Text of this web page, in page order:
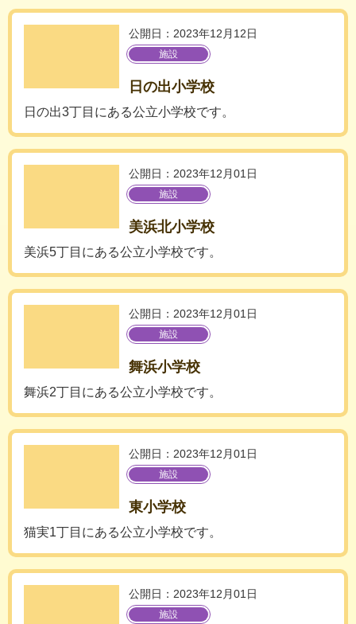
公開日：2023年12月12日
施設
日の出小学校
日の出3丁目にある公立小学校です。
公開日：2023年12月01日
施設
美浜北小学校
美浜5丁目にある公立小学校です。
公開日：2023年12月01日
施設
舞浜小学校
舞浜2丁目にある公立小学校です。
公開日：2023年12月01日
施設
東小学校
猫実1丁目にある公立小学校です。
公開日：2023年12月01日
施設